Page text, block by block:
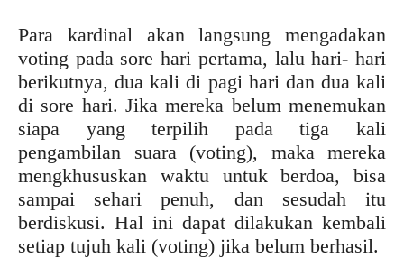
Para kardinal akan langsung mengadakan
voting pada sore hari pertama, lalu hari- hari
berikutnya, dua kali di pagi hari dan dua kali
di sore hari. Jika mereka belum menemukan
siapa yang terpilih pada tiga kali
pengambilan suara (voting), maka mereka
mengkhususkan waktu untuk berdoa, bisa
sampai sehari penuh, dan sesudah itu
berdiskusi. Hal ini dapat dilakukan kembali
setiap tujuh kali (voting) jika belum berhasil.